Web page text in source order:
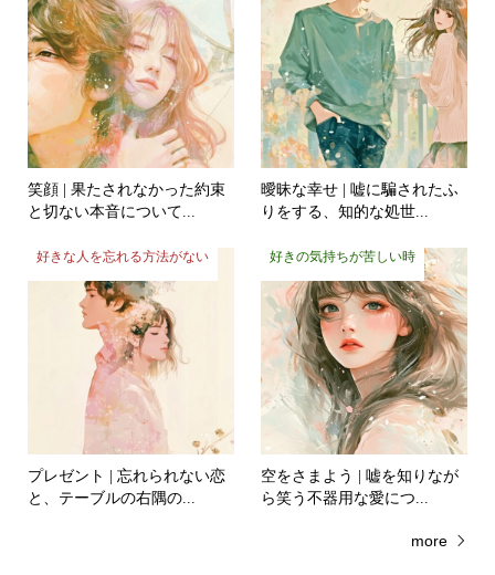
笑顔 | 果たされなかった約束
と切ない本音について...
曖昧な幸せ | 嘘に騙されたふ
りをする、知的な処世...
好きな人を忘れる方法がない
プレゼント | 忘れられない恋
と、テーブルの右隅の...
好きの気持ちが苦しい時
空をさまよう | 嘘を知りなが
ら笑う不器用な愛につ...
more